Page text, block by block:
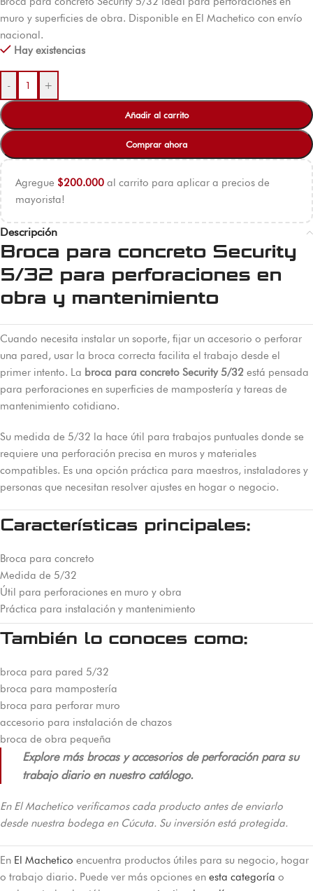
muro y superficies de obra. Disponible en El Machetico con envío
nacional.
Hay existencias
- +
Añadir al carrito
Comprar ahora
Agregue $200.000 al carrito para aplicar a precios de
mayorista!
Descripción
Broca para concreto Security
5/32 para perforaciones en
obra y mantenimiento
Cuando necesita instalar un soporte, fijar un accesorio o perforar
una pared, usar la broca correcta facilita el trabajo desde el
primer intento. La broca para concreto Security 5/32 está pensada
para perforaciones en superficies de mampostería y tareas de
mantenimiento cotidiano.
Su medida de 5/32 la hace útil para trabajos puntuales donde se
requiere una perforación precisa en muros y materiales
compatibles. Es una opción práctica para maestros, instaladores y
personas que necesitan resolver ajustes en hogar o negocio.
Características principales:
Broca para concreto
Medida de 5/32
Útil para perforaciones en muro y obra
Práctica para instalación y mantenimiento
También lo conoces como:
broca para pared 5/32
broca para mampostería
broca para perforar muro
accesorio para instalación de chazos
broca de obra pequeña
Explore más brocas y accesorios de perforación para su
trabajo diario en nuestro catálogo.
En El Machetico verificamos cada producto antes de enviarlo
desde nuestra bodega en Cúcuta. Su inversión está protegida.
En El Machetico encuentra productos útiles para su negocio, hogar
o trabajo diario. Puede ver más opciones en esta categoría o